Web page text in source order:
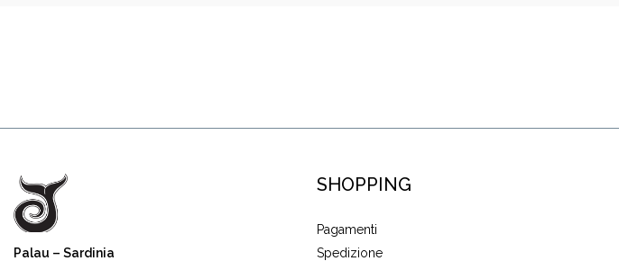
Palau – Sardinia
SHOPPING
Pagamenti
Spedizione